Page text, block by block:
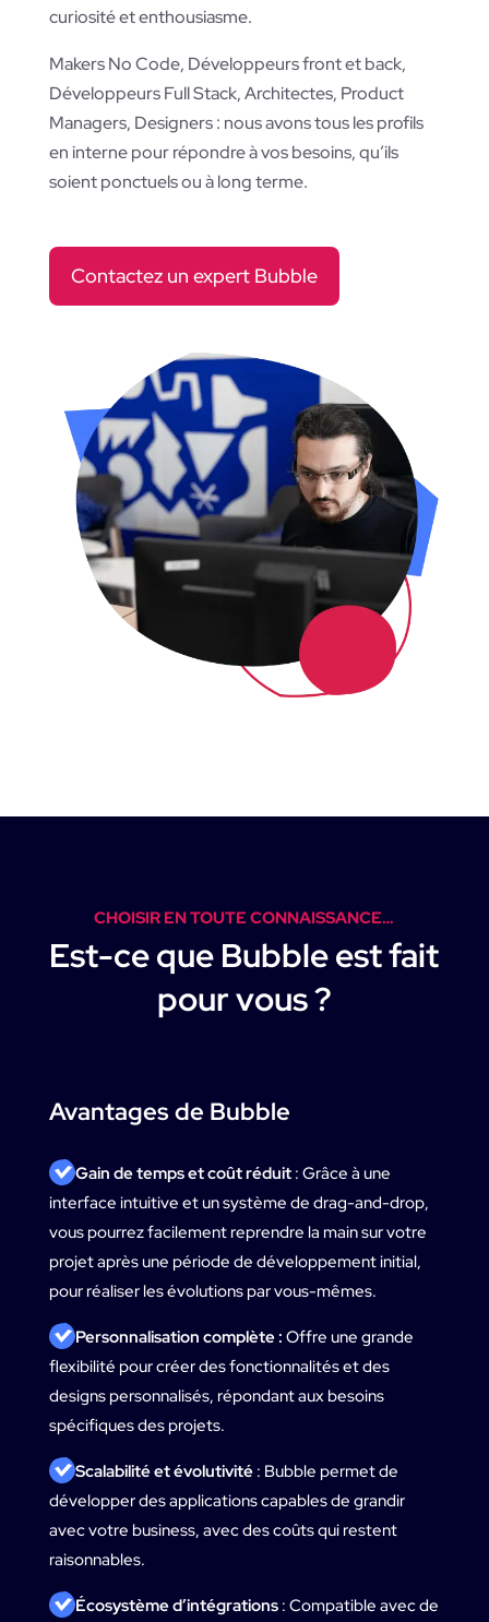
curiosité et enthousiasme.
Makers No Code, Développeurs front et back,
Développeurs Full Stack, Architectes, Product
Managers, Designers : nous avons tous les profils
en interne pour répondre à vos besoins, qu’ils
soient ponctuels ou à long terme.
Contactez un expert Bubble
CHOISIR EN TOUTE CONNAISSANCE…
Est-ce que Bubbleest fait
pour vous ?
Avantages de Bubble
Gain de temps et coût réduit: Grâce à une
interface intuitive et un système de drag-and-drop,
vous pourrez facilement reprendre la main sur votre
projet après une période de développement initial,
pour réaliser les évolutions par vous-mêmes.
Personnalisation complète : Offre une grande
flexibilité pour créer des fonctionnalités et des
designs personnalisés, répondant aux besoins
spécifiques des projets.
ㅤScalabilité et évolutivité: Bubble permet de
développer des applications capables de grandir
avec votre business, avec des coûts qui restent
raisonnables.
ㅤÉcosystème d’intégrations: Compatible avec de